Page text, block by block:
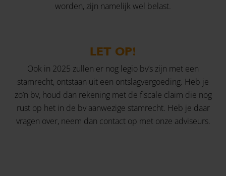
worden, zijn namelijk wel belast.
LET OP!
Ook in 2025 zullen er nog legio bv’s zijn met een
stamrecht, ontstaan uit een ontslagvergoeding. Heb je
zo’n bv, houd dan rekening met de fiscale claim die nog
rust op het in de bv aanwezige stamrecht. Heb je daar
vragen over, neem dan contact op met onze adviseurs.